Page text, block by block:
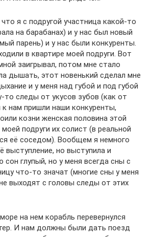
я с подругой участница какой-то
на барабанах) и у нас был новый
парень) и у нас были конкуренты.
в квартире моей подруги. Вот
заигрывал, потом мне стало
дышать, этот новенький сделал мне
и у меня над губой и под губой
то следы от укусов зубов (как от
нам пришли наши конкуренты,
козни женская половина этой
подруги их солист (в реальной
её соседом). Вообщем я немного
выступление, но выступила и
сон глупый, но у меня всегда сны с
что-то значат (многие сны у меня
выходят с головы следы от этих
на нем корабль перевернулся
И нам должны были дать поезд